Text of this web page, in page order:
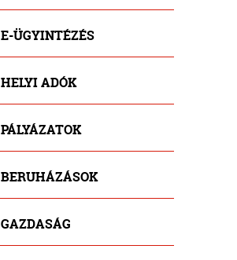
E-ÜGYINTÉZÉS
HELYI ADÓK
PÁLYÁZATOK
BERUHÁZÁSOK
GAZDASÁG